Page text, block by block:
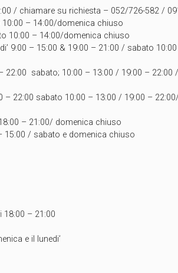
/ chiamare su richiesta – 052/726-582 /
10:00 – 14:00/domenica chiuso
10:00 – 14:00/domenica chiuso
9:00 – 15:00 & 19:00 – 21:00 / sabato
22:00 sabato; 10:00 – 13:00 / 19:00 – 22:00
– 22:00 sabato 10:00 – 13:00 / 19:00 –
– 21:00/ domenica chiuso
15:00 / sabato e domenica chiuso
18:00 – 21:00
e il lunedi’